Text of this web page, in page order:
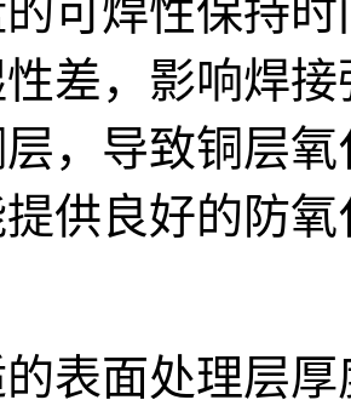
可焊性保持
差，影响焊
，导致铜层氧
供良好的防
表面处理层